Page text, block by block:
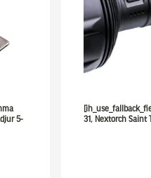
5-
31, Nextorch Saint